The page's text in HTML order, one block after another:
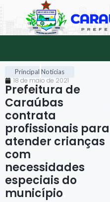
Principal Notícias
18 de maio de 2021
Prefeitura de
Caraúbas
contrata
profissionais para
atender crianças
com
necessidades
especiais do
município